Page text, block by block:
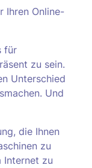
Ihren Online-
für
zu sein.
Unterschied
Und
die Ihnen
zu
Internet zu